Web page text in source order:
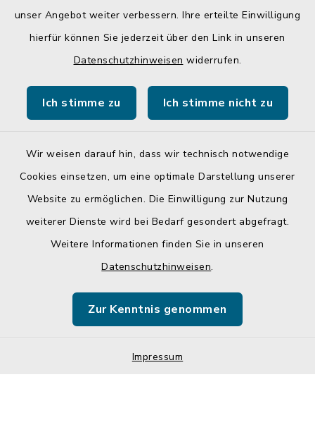
unser Angebot weiter verbessern. Ihre erteilte Einwilligung
hierfür können Sie jederzeit über den Link in unseren
Datenschutzhinweisen widerrufen.
Ich stimme zu Ich stimme nicht zu
Wir weisen darauf hin, dass wir technisch notwendige
Cookies einsetzen, um eine optimale Darstellung unserer
Website zu ermöglichen. Die Einwilligung zur Nutzung
weiterer Dienste wird bei Bedarf gesondert abgefragt.
Weitere Informationen finden Sie in unseren
Datenschutzhinweisen.
Zur Kenntnis genommen
Impressum
Quicklinks
Landratsamt Mühldorf a. Inn
Barrierefreiheit
Sitemap